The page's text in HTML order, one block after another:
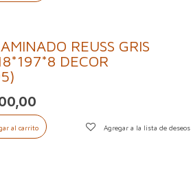
REUSS GRIS
DECOR
al carrito Agregar a la lista de deseos